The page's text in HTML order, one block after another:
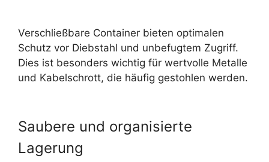
Verschließbare Container bieten optimalen
Schutz vor Diebstahl und unbefugtem Zugriff.
Dies ist besonders wichtig für wertvolle Metalle
und Kabelschrott, die häufig gestohlen werden.
Saubere und organisierte
Lagerung